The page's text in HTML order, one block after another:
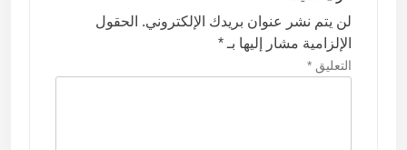
لن يتم نشر عنوان بريدك الإلكتروني. الحقول
الإلزامية مشار إليها بـ *
التعليق *